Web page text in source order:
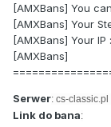
[AMXBans] You
[AMXBans] Your
[AMXBans] Your IP
[AMXBans]
Serwer: cs-classic.pl
Link do bana: